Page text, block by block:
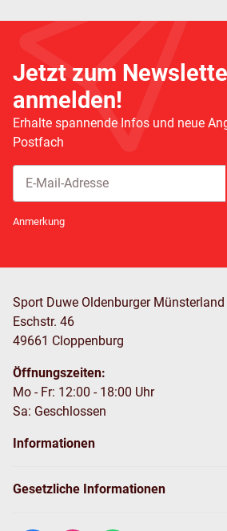
Jetzt zum
anmelden!
Erhalte spannende Infos und neue
Postfach
Anmerkung
Sport Duwe Oldenburger Münsterland
Eschstr. 46
49661 Cloppenburg
Öffnungszeiten:
Mo - Fr: 12:00 - 18:00 Uhr
Sa: Geschlossen
Informationen
Gesetzliche Informationen